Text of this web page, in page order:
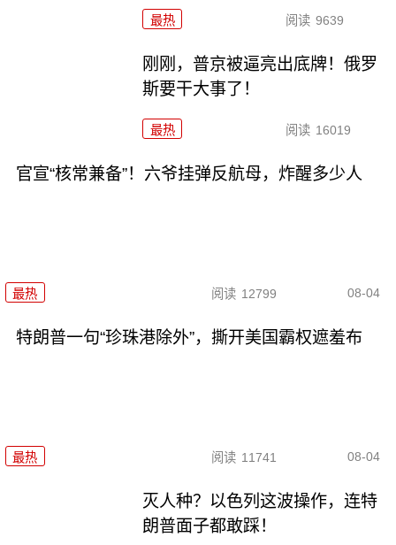
最热 阅读 9639
刚刚，普京被逼亮出底牌！俄罗
斯要干大事了！
最热 阅读 16019
官宣“核常兼备”！六爷挂弹反航母，炸醒多少人
最热 阅读 12799 08-04
特朗普一句“珍珠港除外”，撕开美国霸权遮羞布
最热 阅读 11741 08-04
灭人种？以色列这波操作，连特
朗普面子都敢踩！